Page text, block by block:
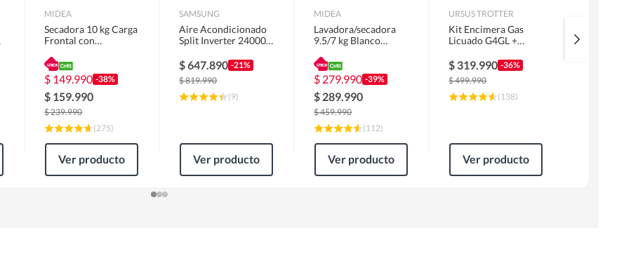
MIDEA
Secadora 10 kg Carga
Frontal con
MD100A100/W2
$ 149.990 -38%
$ 159.990
$239.990
(275)
Ver producto
SAMSUNG
Aire Acondicionado
Split Inverter 24000
$647.890 -21%
$819.990
(9)
Ver producto
MIDEA
Lavadora/secadora
9.5/7 kg Blanco
$ 279.990 -39%
$ 289.990
$459.990
(112)
Ver producto
URSUS TROTTER
Kit Encimera Gas
Licuado G4GL +
1 Motor FF60IN +
Horno EPC4NIG
$ 319.990 -36%
$499.990
(138)
Ver producto